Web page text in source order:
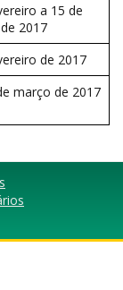
a 15 de
2017
de 2017
março de 2017